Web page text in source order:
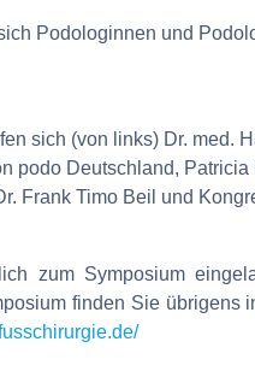
Podologinnen und
sich (von links) Dr. med.
podo Deutschland,
Frank Timo Beil und
zum Symposium
finden Sie übrigens